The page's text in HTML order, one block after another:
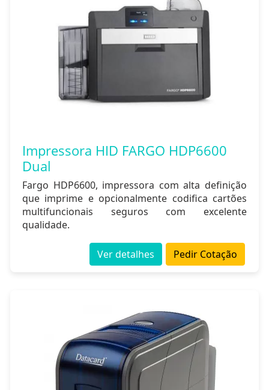
Impressora HID FARGO HDP6600
Dual
Fargo HDP6600, impressora com alta definição
que imprime e opcionalmente codifica cartões
multifuncionais seguros com excelente
qualidade.
Pedir Cotação
Ver detalhes